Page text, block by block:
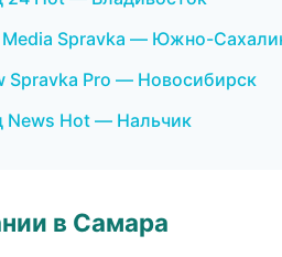
Media Spravka — Южно-
Spravka Pro — Новосибирск
News Hot — Нальчик
в Самара